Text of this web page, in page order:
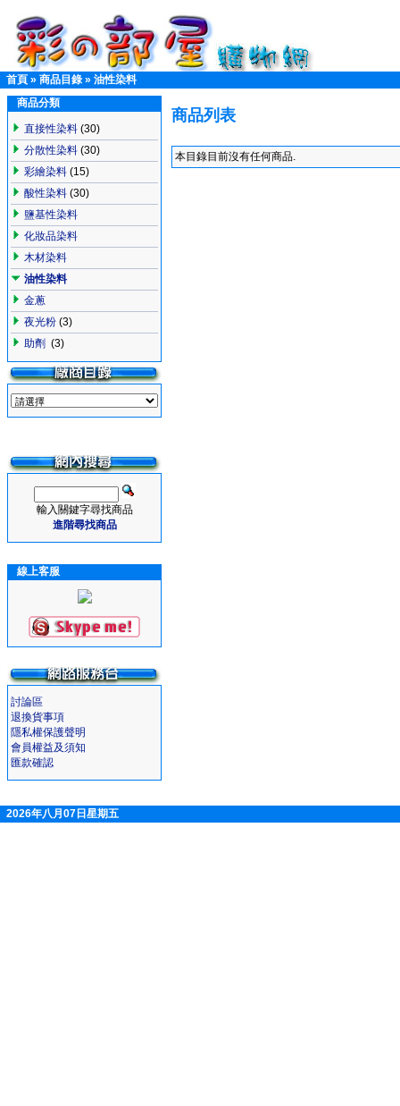
首頁 » 商品目錄» 油性染料
商品分類
直接性染料 (30)
分散性染料 (30)
彩繪染料 (15)
酸性染料 (30)
鹽基性染料
化妝品染料
木材染料
油性染料
金蔥
夜光粉 (3)
助劑 (3)
輸入關鍵字尋找商品
進階尋找商品
線上客服
討論區
退換貨事項
隱私權保護聲明
會員權益及須知
匯款確認
商品列表
本目錄目前沒有任何商品.
2026年八月07日星期五